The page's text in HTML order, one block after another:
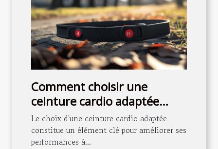
Comment choisir une
ceinture cardio adaptée
pour le cyclisme
Le choix d'une ceinture cardio adaptée
constitue un élément clé pour améliorer ses
performances à...